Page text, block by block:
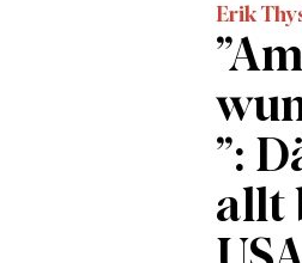
Erik
”:
allt